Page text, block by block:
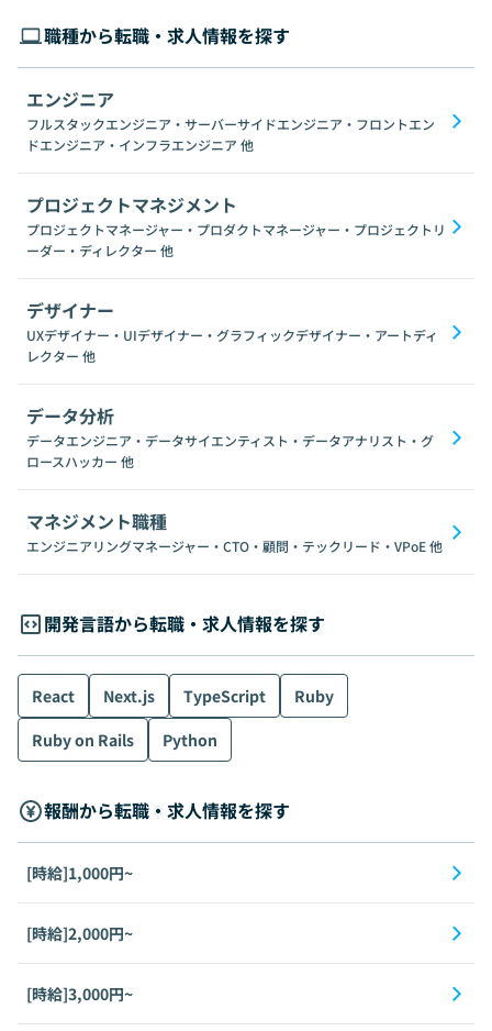
職種から転職・求人情報を探す
エンジニア
フルスタックエンジニア・サーバーサイドエンジニア・フロントエン
ドエンジニア・インフラエンジニア 他
プロジェクトマネジメント
プロジェクトマネージャー・プロダクトマネージャー・プロジェクトリ
ーダー・ディレクター 他
デザイナー
UXデザイナー・UIデザイナー・グラフィックデザイナー・アートディ
レクター 他
データ分析
データエンジニア・データサイエンティスト・データアナリスト・グ
ロースハッカー 他
マネジメント職種
エンジニアリングマネージャー・CTO・顧問・テックリード・VPoE他
開発言語から転職・求人情報を探す
React Next.js TypeScript
Ruby
Ruby on Rails
Python
報酬から転職・求人情報を探す
[時給]1,000円~
[時給]2,000円~
[時給]3,000円~